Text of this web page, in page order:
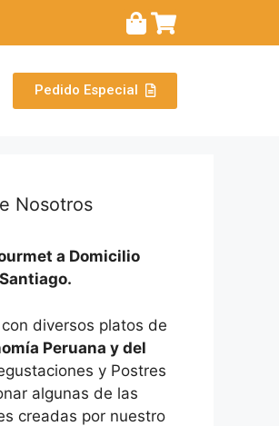
Pedido Especial
Nosotros
a Domicilio
diversos platos de
Peruana y del
y Postres
algunas de las
creadas por nuestro